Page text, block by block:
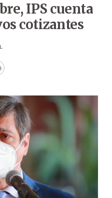
IPS cuenta
cotizantes